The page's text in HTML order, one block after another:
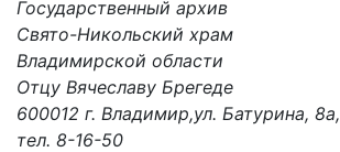
Государственный архив
Свято-Никольский храм
Владимирской области
Отцу Вячеславу Брегеде
600012 г. Владимир,ул. Батурина, 8а,
тел. 8-16-50